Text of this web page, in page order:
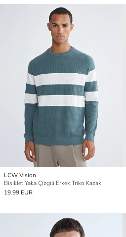
LCW Vision
Bisiklet Yaka Çizgili Erkek Triko Kazak
19.99 EUR